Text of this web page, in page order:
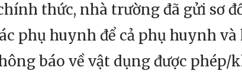
thức, nhà trường đã gửi sơ
phụ huynh để cả phụ huynh
báo về vật dụng được phép/